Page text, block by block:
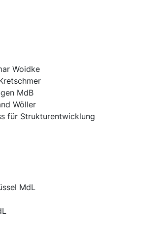
Woidke
MdB
Wöller
für Strukturentwicklung
MdL